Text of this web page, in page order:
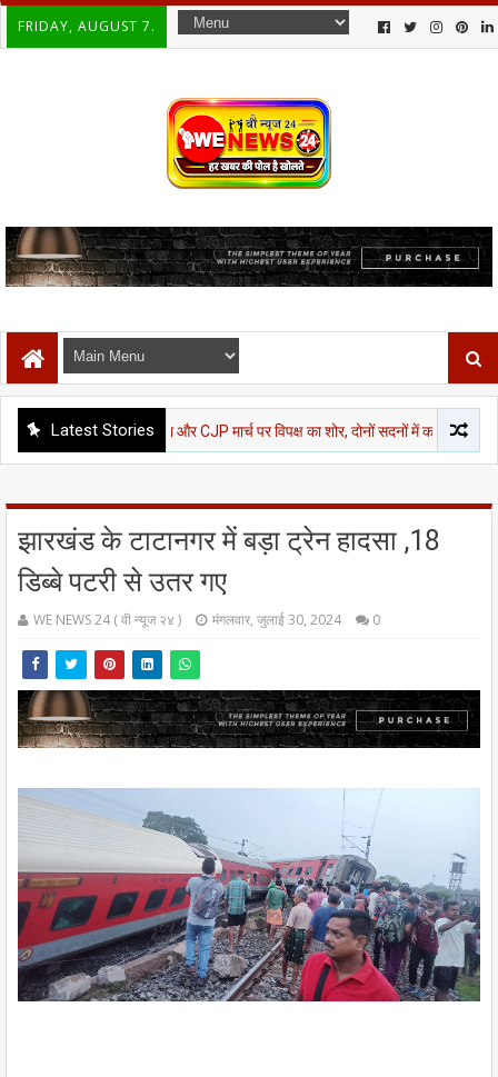
FRIDAY, AUGUST 7.
Latest Stories
राम मंदिर चंदा और CJP मार्च पर विपक्ष का शोर, दोनों सदनों में कार्यवाही स्थगित
झारखंड के टाटानगर में बड़ा ट्रेन हादसा ,18
डिब्बे पटरी से उतर गए
WE NEWS 24 ( वी न्यूज २४ ) मंगलवार, जुलाई 30, 2024 0